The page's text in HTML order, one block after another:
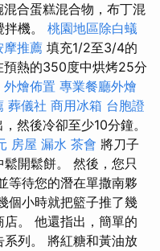
混合蛋糕混合物，布丁混
機。 桃園地區除白蟻
摩推薦 填充1/2至3/4的
預熱的350度中烘烤25分
外燴佈置 專業餐廳外燴
葬儀社 商用冰箱 台胞證
然後冷卻至少10分鐘。
房屋 漏水 茶會 將刀子
開鬆餅。 然後，您只
等待您的潛在單撒南夥
個小時就把籃子推了幾
。 他還指出，簡單的
列。 將紅糖和黃油放